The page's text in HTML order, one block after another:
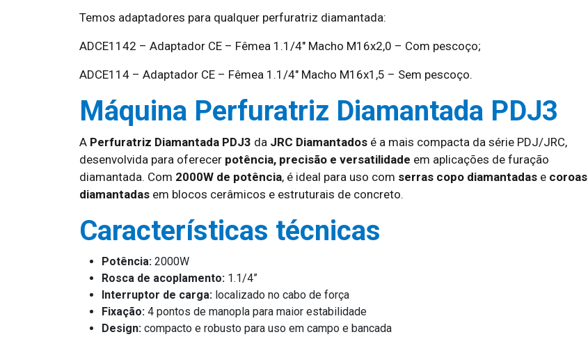
Temos adaptadores para qualquer perfuratriz diamantada:
ADCE1142 – Adaptador CE – Fêmea 1.1/4″ Macho M16x2,0 – Com pescoço;
ADCE114 – Adaptador CE – Fêmea 1.1/4″ Macho M16x1,5 – Sem pescoço.
Máquina Perfuratriz Diamantada PDJ3
A Perfuratriz Diamantada PDJ3 da JRC Diamantados é a mais compacta da série PDJ/JRC,
desenvolvida para oferecer potência, precisão e versatilidade em aplicações de furação
diamantada. Com 2000W de potência, é ideal para uso com serras copo diamantadas e coroas
diamantadas em blocos cerâmicos e estruturais de concreto.
Características técnicas
Potência: 2000W
Rosca de acoplamento: 1.1/4”
Interruptor de carga: localizado no cabo de força
Fixação: 4 pontos de manopla para maior estabilidade
Design: compacto e robusto para uso em campo e bancada